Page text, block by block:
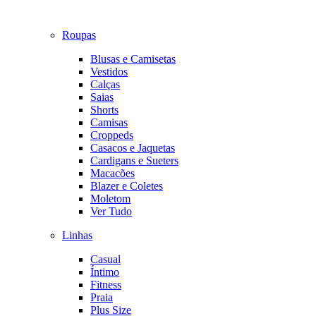
Roupas
Blusas e Camisetas
Vestidos
Calças
Saias
Shorts
Camisas
Croppeds
Casacos e Jaquetas
Cardigans e Sueters
Macacões
Blazer e Coletes
Moletom
Ver Tudo
Linhas
Casual
Íntimo
Fitness
Praia
Plus Size